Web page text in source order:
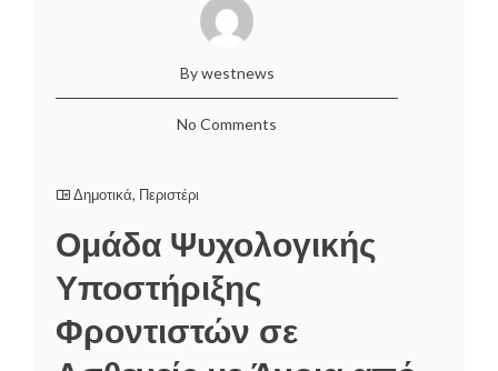
By westnews
No Comments
Δημοτικά, Περιστέρι
Ομάδα Ψυχολογικής
Υποστήριξης
Φροντιστών σε